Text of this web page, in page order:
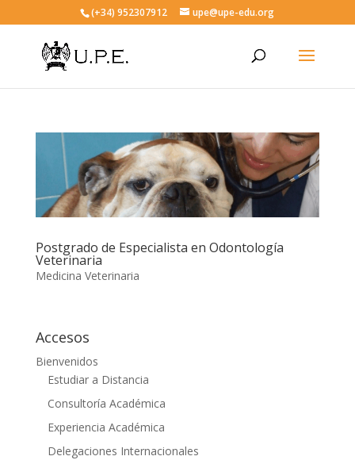
(+34) 952307912 upe@upe-edu.org
Postgrado de Especialista en Odontología
Veterinaria
Medicina Veterinaria
Accesos
Bienvenidos
Estudiar a Distancia
Consultoría Académica
Experiencia Académica
Delegaciones Internacionales